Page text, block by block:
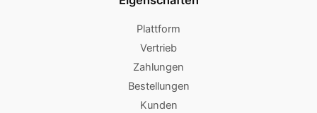
Plattform
Vertrieb
Zahlungen
Bestellungen
Kunden